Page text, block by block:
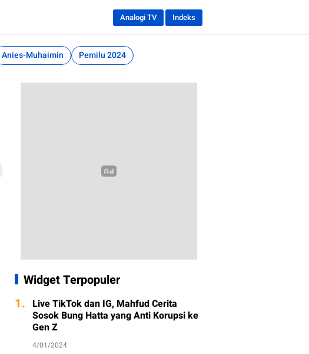
Analogi TV Indeks
Anies-Muhaimin Pemilu 2024
Widget Terpopuler
1. Live TikTok dan IG, Mahfud Cerita
Sosok Bung Hatta yang Anti Korupsi ke
Gen Z
4/01/2024